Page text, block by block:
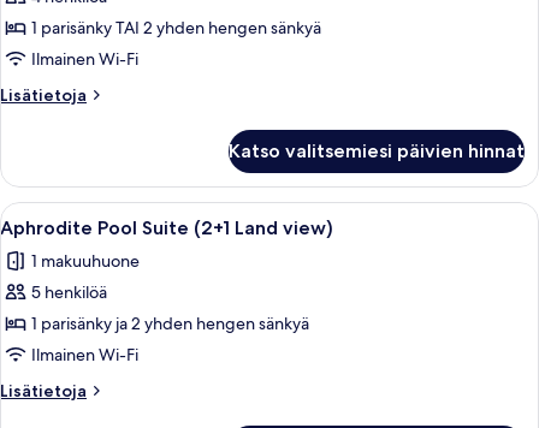
View
Room(with
children)
1 parisänky TAI 2 yhden hengen sänkyä
Ilmainen Wi-Fi
Lisätietoja
Lisätietoja
View
Room(with
2
children)
Katso valitsemiesi päivien hinnat
Avaa
kaikki
huonetyypin
Aphrodite
Pool
Suite
(2+1
Land
Moderni, kaksikerroksinen talo,
2
Aphrodite Pool Suite (2+1 Land view)
1 makuuhuone
5 henkilöä
1 parisänky ja 2 yhden hengen sänkyä
Ilmainen Wi-Fi
Lisätietoja
Lisätietoja